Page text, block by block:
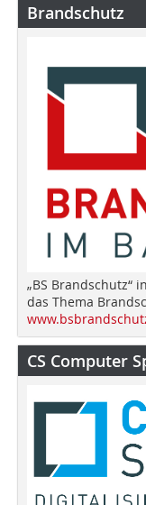
Brandschutz
„BS Brandschutz“
das Thema
CS Computer